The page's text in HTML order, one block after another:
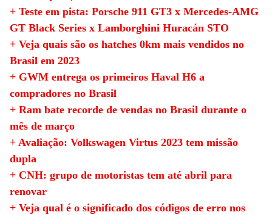
+ Teste em pista: Porsche 911 GT3 x Mercedes-AMG
GT Black Series x Lamborghini Huracán STO
+ Veja quais são os hatches 0km mais vendidos no
Brasil em 2023
+ GWM entrega os primeiros Haval H6 a
compradores no Brasil
+ Ram bate recorde de vendas no Brasil durante o
mês de março
+ Avaliação: Volkswagen Virtus 2023 tem missão
dupla
+ CNH: grupo de motoristas tem até abril para
renovar
+ Veja qual é o significado dos códigos de erro nos